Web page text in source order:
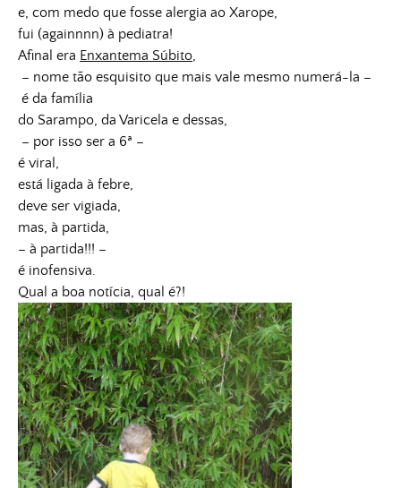
e, com medo que fosse alergia ao Xarope,
fui (againnnn) à pediatra!
Afinal era Enxantema Súbito,
– nome tão esquisito que mais vale mesmo numerá-la –
é da família
do Sarampo, da Varicela e dessas,
– por isso ser a 6ª –
é viral,
está ligada à febre,
deve ser vigiada,
mas, à partida,
– à partida!!! –
é inofensiva.
Qual a boa notícia, qual é?!